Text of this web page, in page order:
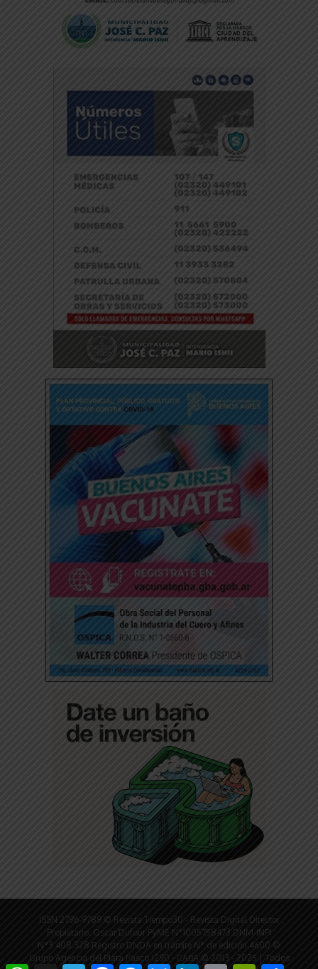
ISSN 2796-9789 © Revista Tiempo30 - Revista Digital Director
Propietario: Oscar Dufour PyME N°1005758473 DNM-INPI
N°3.408.328 Registro DNDA en trámite N° de edición 4600 ©
Grupo Agencia del Plata Pasco 1290 - CABA © 2013 - 2025 | Todos